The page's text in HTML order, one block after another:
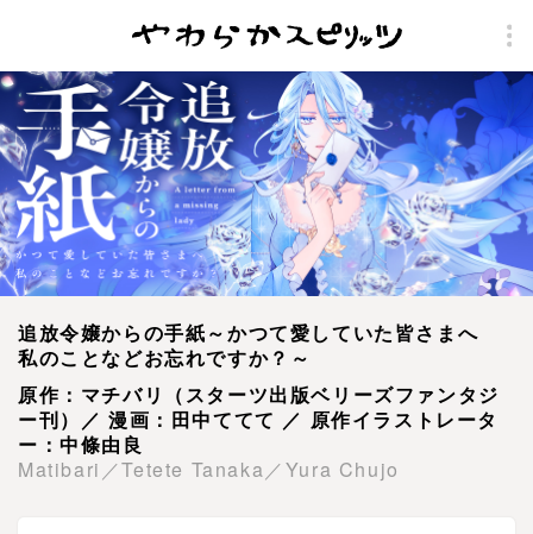
追放令嬢からの手紙～かつて愛していた皆さまへ
私のことなどお忘れですか？～
原作：マチバリ（スターツ出版ベリーズファンタジ
ー刊）／ 漫画：田中ててて ／ 原作イラストレータ
ー：中條由良
Matibari／Tetete Tanaka／Yura Chujo